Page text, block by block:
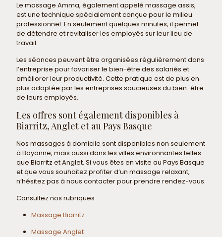
Le massage Amma, également appelé massage assis,
est une technique spécialement conçue pour le milieu
professionnel. En seulement quelques minutes, il permet
de détendre et revitaliser les employés sur leur lieu de
travail.
Les séances peuvent être organisées régulièrement dans
l’entreprise pour favoriser le bien-être des salariés et
améliorer leur productivité. Cette pratique est de plus en
plus adoptée par les entreprises soucieuses du bien-être
de leurs employés.
Les offres sont également disponibles à
Biarritz, Anglet et au Pays Basque
Nos massages à domicile sont disponibles non seulement
à Bayonne, mais aussi dans les villes environnantes telles
que Biarritz et Anglet. Si vous êtes en visite au Pays Basque
et que vous souhaitez profiter d’un massage relaxant,
n’hésitez pas à nous contacter pour prendre rendez-vous.
Consultez nos rubriques :
Massage Biarritz
Massage Anglet